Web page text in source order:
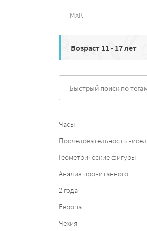
МХК
Возраст 11 - 17 лет
Часы
Последовательность чисел
Геометрические фигуры
Анализ прочитанного
2 года
Европа
Чехия